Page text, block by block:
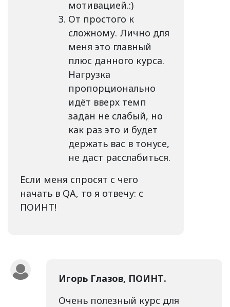
мотивацией.:)
От простого к
сложному. Лично для
меня это главный
плюс данного курса.
Нагрузка
пропорционально
идёт вверх темп
задан не слабый, но
как раз это и будет
держать вас в тонусе,
не даст расслабиться.
Если меня спросят с чего
начать в QA, то я отвечу: с
ПОИНТ!
Игорь Глазов, ПОИНТ.
Очень полезный курс для